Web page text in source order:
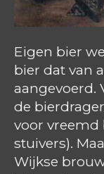
Eigen bier
bier dat van
aangevoerd.
de
voor vreemd
stuivers).
Wijkse